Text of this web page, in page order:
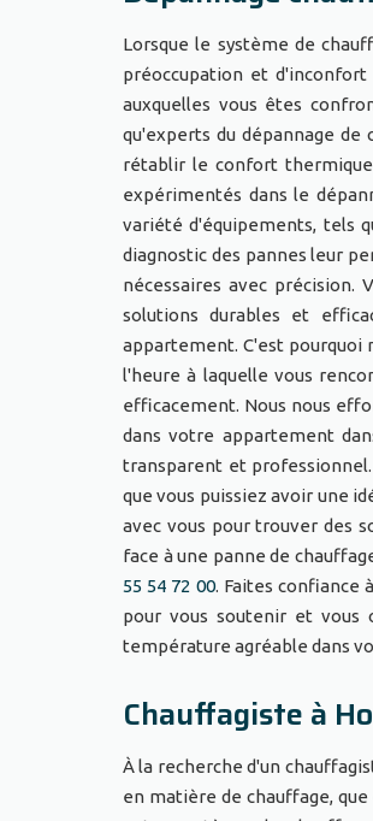
Lorsque le système de
préoccupation et
auxquelles vous êtes
qu'experts du dépannage
rétablir le confort
expérimentés dans le
variété d'équipements, tels
diagnostic des pannes leur
nécessaires avec
solutions durables et
appartement. C'est pourquoi
l'heure à laquelle vous
efficacement. Nous nous
dans votre appartement
transparent et
que vous puissiez avoir une
avec vous pour trouver des
face à une panne de
55 54 72 00. Faites confiance
pour vous soutenir et vous
température agréable dans
Chauffagiste à
À la recherche d'un
en matière de chauffage,